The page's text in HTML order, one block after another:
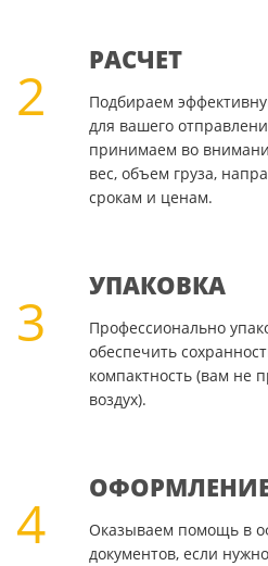
2
РАСЧЕТ
Подбираем
для вашего
принимаем во
вес, объем груза,
срокам и ценам.
3
УПАКОВКА
Профессионально
обеспечить
компактность (вам не
воздух).
4
Оказываем помощь в
документов, если